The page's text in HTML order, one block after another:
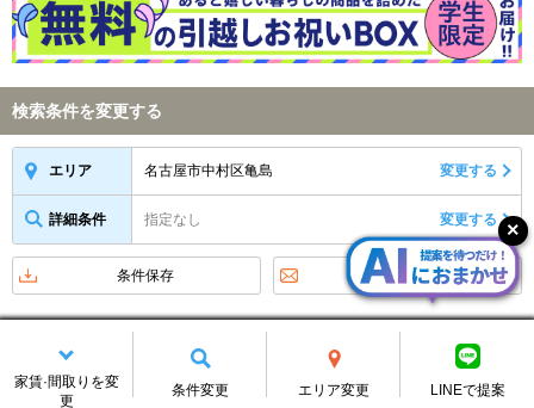
家賃·間取りを変
更
条件変更 エリア変更 LINEで提案
検索条件を変更する
エリア 名古屋市中村区亀島 変更する
詳細条件 指定なし 変更する
条件保存 物件新着メール
新着お知らせをメールで受け取る